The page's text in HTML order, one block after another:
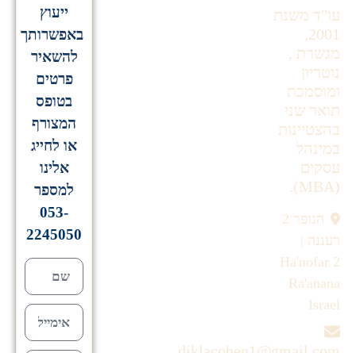
עו"ד משנת
2001,
מגשרת ,
נוטריון
ומוסמכת
תואר שני
בהצטיינות
במינהל
עסקים
(MBA).
הנופר 2
רעננה |
Ha'nofar 2
Ra'anana
Israel
ייעוץ
באפשרותך
להשאיר
פרטים
בטופס
המצורף
או לחייג
אלינו
למספר
053-
2245050